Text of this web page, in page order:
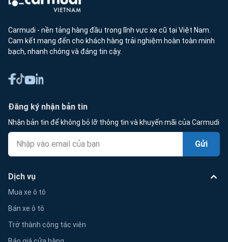
Carmudi - nền tảng hàng đầu trong lĩnh vực xe cũ tại Việt Nam.
Cam kết mang đến cho khách hàng trải nghiệm hoàn toàn minh
bạch, nhanh chóng và đáng tin cậy.
Đăng ký nhận bản tin
Nhận bản tin để không bỏ lỡ thông tin và khuyến mãi của Carmudi
Gửi
Dịch vụ
Mua xe ô tô
Bán xe ô tô
Trở thành cộng tác viên